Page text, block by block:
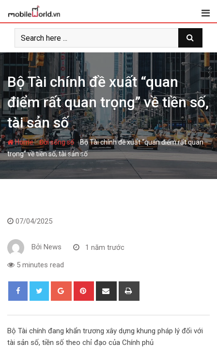
t
o
n
t
e
n
t
Bộ Tài chính đề xuất “quan
điểm rất quan trọng” về tiền số,
tài sản số
Home-Đời sống số-Bộ Tài chính đề xuất “quan điểm rất quan
trọng” về tiền số, tài sản số
07/04/2025
Bởi News 1 năm trước
5 minutes read
o
l
e
i
e
r
h
e
v
r
t
Bộ Tài chính đang khẩn trương xây dựng khung pháp lý đối với
tài sản số, tiền số theo chỉ đạo của Chính phủ